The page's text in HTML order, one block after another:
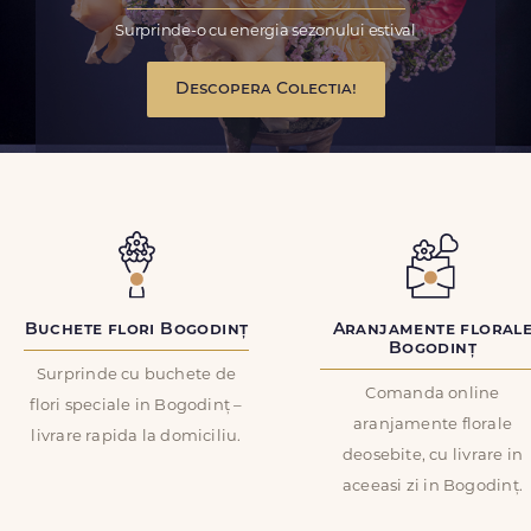
Surprinde-o cu energia sezonului estival
Descopera Colectia!
Buchete flori Bogodinț
Surprinde cu buchete de
flori speciale in Bogodinț –
livrare rapida la domiciliu.
Aranjamente
Bogodinț
Comanda online
aranjamente florale
deosebite, cu livrare in
aceeasi zi in Bogodinț.